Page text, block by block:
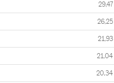
29,47
26,25
21,93
21,04
20,34